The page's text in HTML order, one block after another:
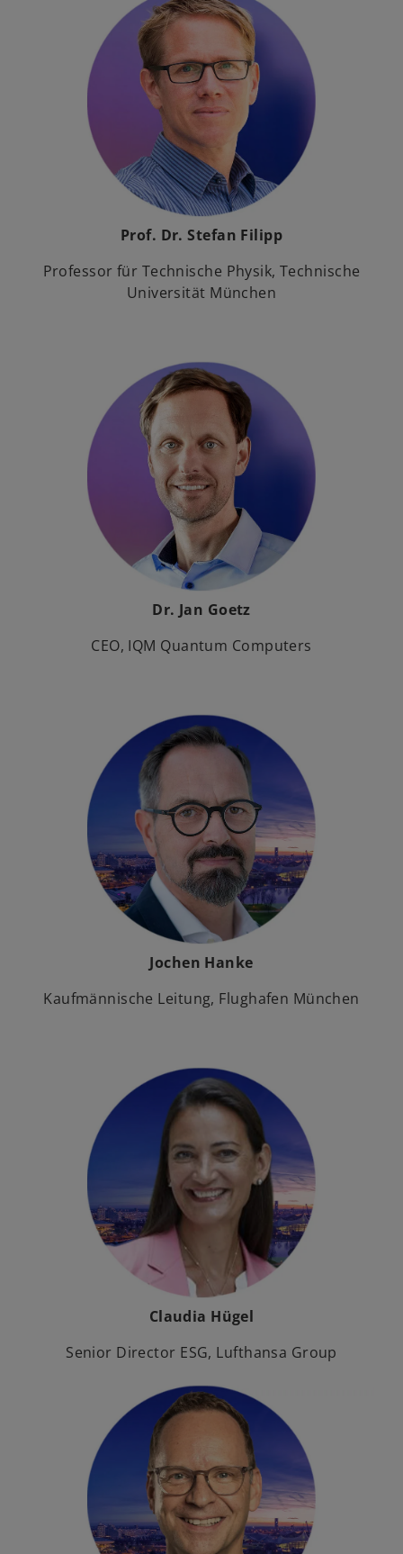
Prof. Dr. Stefan Filipp
Professor für Technische Physik, Technische
Universität München
Dr. Jan Goetz
CEO, IQM Quantum Computers
Jochen Hanke
Kaufmännische Leitung, Flughafen München
Claudia Hügel
Senior Director ESG, Lufthansa Group